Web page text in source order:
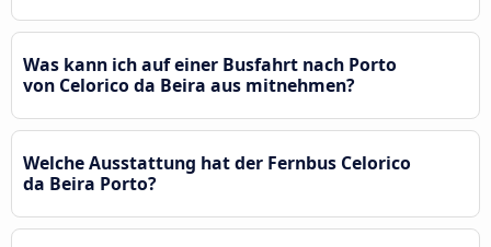
Was kann ich auf einer Busfahrt nach Porto
von Celorico da Beira aus mitnehmen?
Welche Ausstattung hat der Fernbus Celorico
da Beira Porto?